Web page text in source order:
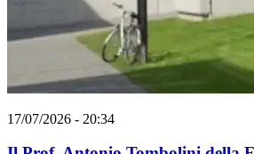
17/07/2026 - 20:34